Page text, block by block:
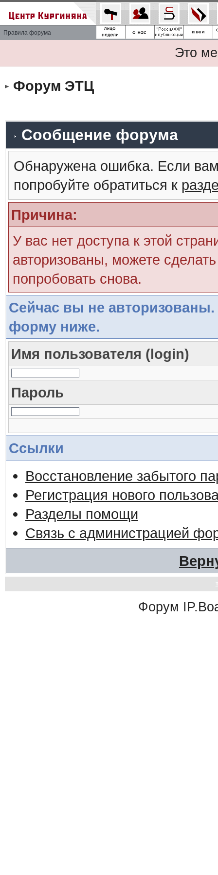
Правила форума
Это
Форум ЭТЦ
Сообщение форума
Обнаружена ошибка. Если
попробуйте обратиться к
Причина:
У вас нет доступа к этой
авторизованы, можете
попробовать снова.
Сейчас вы не авторизованы.
форму ниже.
Имя пользователя (login)
Пароль
Ссылки
Восстановление забытого
Регистрация нового
Разделы помощи
Связь с администрацией
Форум